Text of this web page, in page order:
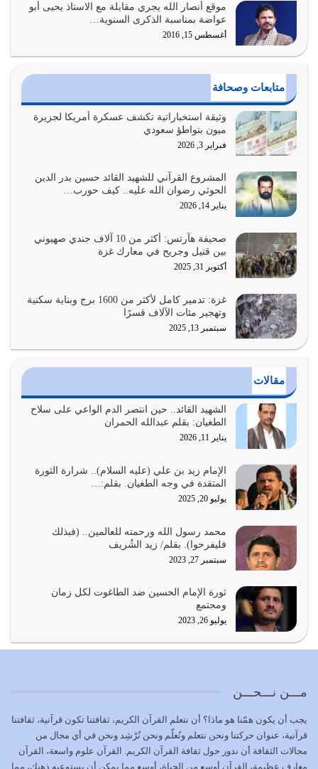
أولياء الشيطان كلما كانوا أكثر ولاءً وطاعة للشيطان كلما كانوا
أكثر ضعفاً
يوليو 30, 2026
وعد الله تعالى من يُقتل في سبيله بالحياة الأبدية والرزق
والاستبشار والنجاة والخلود في…
يوليو 29, 2026
القرآن الكريم هو أهم مصدر لمعرفة رسول الله معرفة سيرته
معرفة شخصيته معرفة عظمته
يوليو 28, 2026
هل نحن من الصالحين؟ قيِّم نفسك هنا اترك القرآن على أصله
وأعرض نفسك، وأعرض ما لديك على…
يوليو 27, 2026
عندما يكون عدوك هو عدو الله معناه أن تكون نقاط الضعف
فيه كثيرة وسينصرك الله عليه إذا…
يوليو 26, 2026
أراد الله لهذه الأمة ان تكون خير امة أخرجت للناس بالنهوض
الدين الذي شرعه الله لا يجوز أن يخضع لآرائنا وأهوائنا
واجتهاداتنا لأننا سنختلف ونتفرق
يوليو 24, 2026
أمة عاجزة عن النهوض…
يوليو 23, 2026
بحبل الله جميعاً وليس كل…
يوليو 22, 2026
يشاء ويذل من يشاء
يوليو 21, 2026
{إِنَّ الدِّينَ عِنْدَ اللَّهِ الْإسْلامُ} الدين الذي شرعه الله للناس في
تتحقق الحقوق للجميع
يوليو 18, 2026
موقع أنصار الله يجري مقابلة مع الاستاذ يحيى أبو
عواضة بمناسبة الذكرى السنوية…
أغسطس 15, 2016
متابعات وصحافة
وثيقة استخباراتية تكشف عسكرة أمريكا لجزيرة
ميون بتواطؤ سعودي
فبراير 3, 2026
المشروع القرآني للشهيد القائد حسين بدر الدين
الحوثي رضوان الله عليه.. كيف حورب…
يناير 14, 2026
صحيفة هآرتس: أكثر من 10 آلاف جندي صهيوني
بين قتيل وجريح في معارك غزة
أكتوبر 31, 2025
غزة: تدمير كامل لأكثر من 1600 برج وبناية سكنية
وتهجير مئات الآلاف قسرًا
سبتمبر 13, 2025
مقالات
الشهيد القائد.. حين انتصر الدم الواعي على سلاح
الطغيان: بقلم عبدالله الحمران
يناير 11, 2026
الإمام زيد بن علي (عليه السلام).. شرارة الثورة
المتقدة في وجه الطغيان. بقلم:…
يوليو 20, 2025
محمد رسول الله ورحمته للعالمين.. (فبذلك
فليفرحوا). بقلم/ زيد الشُريف
سبتمبر 27, 2023
ثورة الإمام الحسين ضد الطاغوت لكل زمان
ومجتمع
يوليو 26, 2023
مـــن نـــحـــن
يجب أن يكون همّنا هو ماذا؟ أن نتعلم القرآن الكريم، ثقافتنا تكون قرآنية، ثقافتنا
قرآنية، عنوان حركتنا ونحن نتعلم ونُعلّم ونحن نُرْشِد ونحن في أي مجال من
مجالات الثقافة أن ندور حول ثقافة القرآن الكريم. القرآن علوم واسعة، القرآن
معارف عظيمة، القرآن أوسع من الحياة، أوسع مما يمكن أن يستوعبه ذهنك، مما